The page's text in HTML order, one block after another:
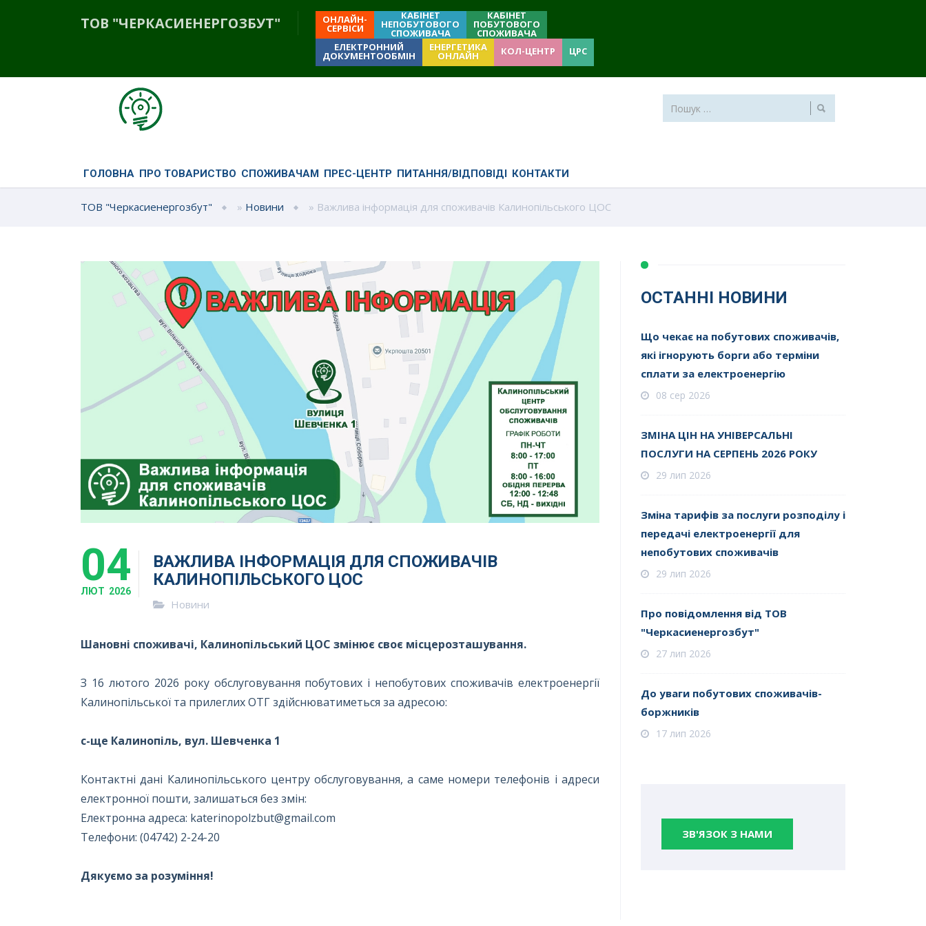
ТОВ "ЧЕРКАСИЕНЕРГОЗБУТ" ОНЛАЙН-
СЕРВІСИ
КАБІНЕТ
НЕПОБУТОВОГО
СПОЖИВАЧА
КАБІНЕТ
ПОБУТОВОГО
СПОЖИВАЧА
ЕЛЕКТРОННИЙ
ДОКУМЕНТООБМІН
ЕНЕРГЕТИКА
ОНЛАЙН КОЛ-ЦЕНТР ЦРС
ГОЛОВНА ПРО ТОВАРИСТВО СПОЖИВАЧАМ ПРЕС-ЦЕНТР ПИТАННЯ/ВІДПОВІДІ КОНТАКТИ
ТОВ "Черкасиенергозбут" » Новини » Важлива інформація для споживачів Калинопільського ЦОС
04
ЛЮТ 2026
ВАЖЛИВА ІНФОРМАЦІЯ ДЛЯ СПОЖИВАЧІВ
КАЛИНОПІЛЬСЬКОГО ЦОС
Новини
Шановні споживачі, Калинопільський ЦОС змінює своє місцерозташування.
З 16 лютого 2026 року обслуговування побутових і непобутових споживачів електроенергії
Калинопільської та прилеглих ОТГ здійснюватиметься за адресою:
с-ще Калинопіль, вул. Шевченка 1
Контактні дані Калинопільського центру обслуговування, а саме номери телефонів і адреси
електронної пошти, залишаться без змін:
Електронна адреса: katerinopolzbut@gmail.com
Телефони: (04742) 2-24-20
Дякуємо за розуміння!
ОСТАННІ НОВИНИ
Що чекає на побутових споживачів,
які ігнорують борги або терміни
сплати за електроенергію
08 сер 2026
ЗМІНА ЦІН НА УНІВЕРСАЛЬНІ
ПОСЛУГИ НА СЕРПЕНЬ 2026 РОКУ
29 лип 2026
Зміна тарифів за послуги розподілу і
передачі електроенергії для
непобутових споживачів
29 лип 2026
Про повідомлення від ТОВ
"Черкасиенергозбут"
27 лип 2026
До уваги побутових споживачів-
боржників
17 лип 2026
ЗВ'ЯЗОК З НАМИ